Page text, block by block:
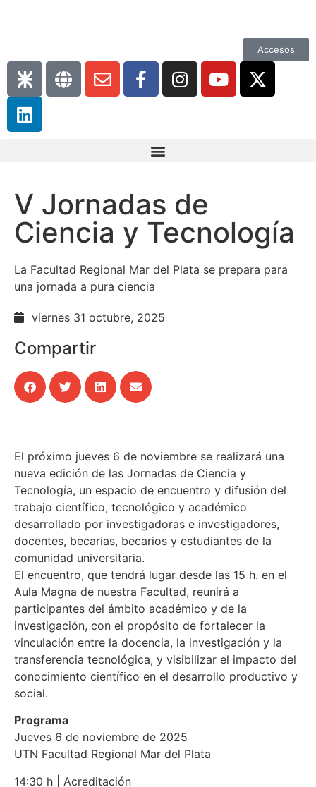
Accesos
V Jornadas de
Ciencia y Tecnología
La Facultad Regional Mar del Plata se prepara para
una jornada a pura ciencia
viernes 31 octubre, 2025
Compartir
El próximo jueves 6 de noviembre se realizará una
nueva edición de las Jornadas de Ciencia y
Tecnología, un espacio de encuentro y difusión del
trabajo científico, tecnológico y académico
desarrollado por investigadoras e investigadores,
docentes, becarias, becarios y estudiantes de la
comunidad universitaria.
El encuentro, que tendrá lugar desde las 15 h. en el
Aula Magna de nuestra Facultad, reunirá a
participantes del ámbito académico y de la
investigación, con el propósito de fortalecer la
vinculación entre la docencia, la investigación y la
transferencia tecnológica, y visibilizar el impacto del
conocimiento científico en el desarrollo productivo y
social.
Programa
Jueves 6 de noviembre de 2025
UTN Facultad Regional Mar del Plata
14:30 h | Acreditación